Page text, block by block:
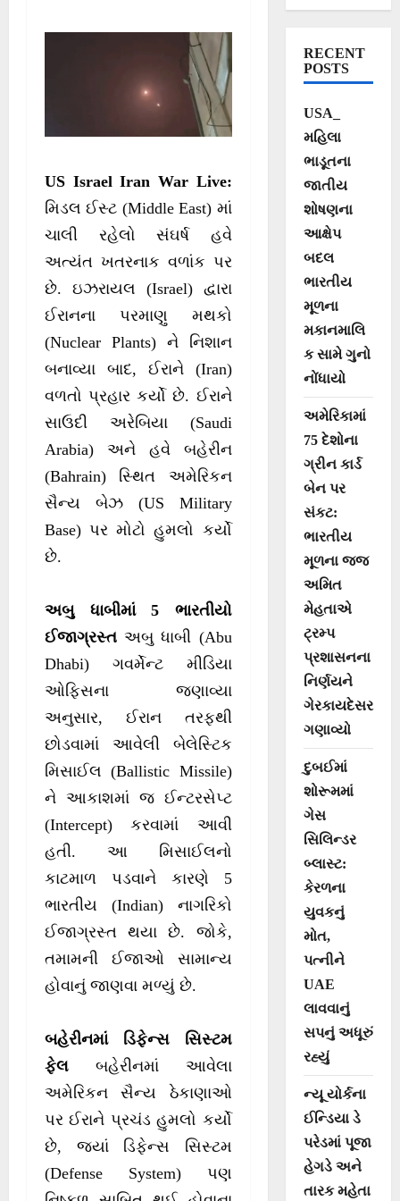
ધાબીમાં 5 ભારતીયો
US Israel Iran War Live:
મિડલ ઈસ્ટ (Middle East) માં
ચાલી રહેલો સંઘર્ષ હવે
અત્યંત ખતરનાક વળાંક પર
છે. ઇઝરાયલ (Israel) દ્વારા
ઈરાનના પરમાણુ મથકો
(Nuclear Plants) ને નિશાન
બનાવ્યા બાદ, ઈરાને (Iran)
વળતો પ્રહાર કર્યો છે. ઈરાને
સાઉદી અરેબિયા (Saudi
Arabia) અને હવે બહેરીન
(Bahrain) સ્થિત અમેરિકન
સૈન્ય બેઝ (US Military
Base) પર મોટો હુમલો કર્યો
છે.
અબુ ધાબીમાં 5 ભારતીયો
ઈજાગ્રસ્ત અબુ ધાબી (Abu
Dhabi) ગવર્મેન્ટ મીડિયા
ઓફિસના જણાવ્યા
અનુસાર, ઈરાન તરફથી
છોડવામાં આવેલી બેલેસ્ટિક
મિસાઈલ (Ballistic Missile)
ને આકાશમાં જ ઈન્ટરસેપ્ટ
(Intercept) કરવામાં આવી
હતી. આ મિસાઈલનો
કાટમાળ પડવાને કારણે 5
ભારતીય (Indian) નાગરિકો
ઈજાગ્રસ્ત થયા છે. જોકે,
તમામની ઈજાઓ સામાન્ય
હોવાનું જાણવા મળ્યું છે.
બહેરીનમાં ડિફેન્સ સિસ્ટમ
ફેલ બહેરીનમાં આવેલા
અમેરિકન સૈન્ય ઠેકાણાઓ
પર ઈરાને પ્રચંડ હુમલો કર્યો
છે, જ્યાં ડિફેન્સ સિસ્ટમ
(Defense System) પણ
RECENT
POSTS
USA_
મહિલા
ભાડૂતના
જાતીય
શોષણના
આક્ષેપ
બદલ
ભારતીય
મૂળના
મકાનમાલિ
ક સામે ગુનો
નોંધાયો
અમેરિકામાં
75 દેશોના
ગ્રીન કાર્ડ
બેન પર
સંકટ:
ભારતીય
મૂળના જજ
અમિત
મેહતાએ
ટ્રમ્પ
પ્રશાસનના
નિર્ણયને
ગેરકાયદેસર
ગણાવ્યો
દુબઈમાં
શોરૂમમાં
ગેસ
સિલિન્ડર
બ્લાસ્ટ:
કેરળના
યુવકનું
મોત,
પત્નીને
UAE
લાવવાનું
સપનું અધૂરું
રહ્યું
ન્યૂ યોર્કના
ઈન્ડિયા ડે
પરેડમાં પૂજા
હેગડે અને
તારક મહેતા